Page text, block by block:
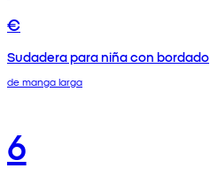
€
Sudadera para niña con bordado
de manga larga
6